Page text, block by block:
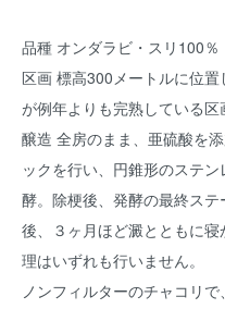
品種 オンダラビ・スリ100％
区画 標高300メートルに位
が例年よりも完熟してい
醸造 全房のまま、亜硫酸を
ックを行い、円錐形のステ
酵。除梗後、発酵の最終ス
後、３ヶ月ほど澱とともに
理はいずれも行いません。
ノンフィルターのチャコリ